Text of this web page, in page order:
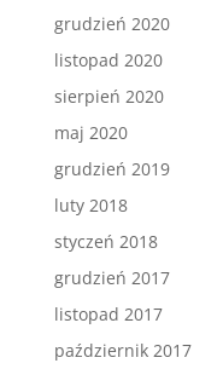
grudzień 2020
listopad 2020
sierpień 2020
maj 2020
grudzień 2019
luty 2018
styczeń 2018
grudzień 2017
listopad 2017
październik 2017